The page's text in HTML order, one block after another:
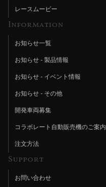
レースムービー
Information
お知らせ一覧
お知らせ - 製品情報
お知らせ - イベント情報
お知らせ - その他
開発車両募集
コラボレート自動販売機のご案内
注文方法
Support
お問い合わせ